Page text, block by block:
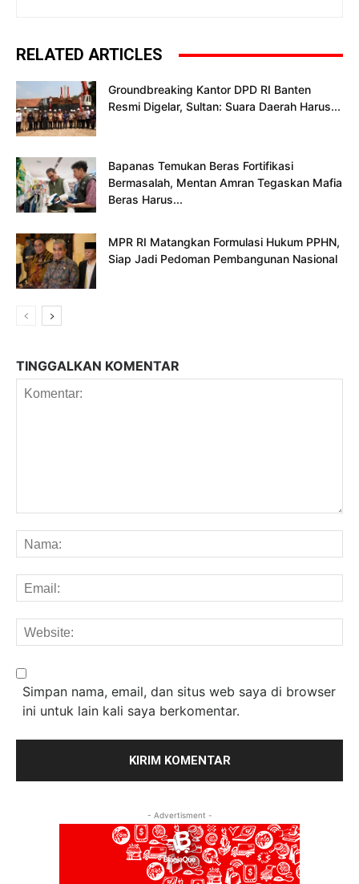
RELATED ARTICLES
Groundbreaking Kantor DPD RI Banten
Resmi Digelar, Sultan: Suara Daerah Harus...
Bapanas Temukan Beras Fortifikasi
Bermasalah, Mentan Amran Tegaskan Mafia
Beras Harus...
MPR RI Matangkan Formulasi Hukum PPHN,
Siap Jadi Pedoman Pembangunan Nasional
TINGGALKAN KOMENTAR
Simpan nama, email, dan situs web saya di browser
ini untuk lain kali saya berkomentar.
- Advertisment -